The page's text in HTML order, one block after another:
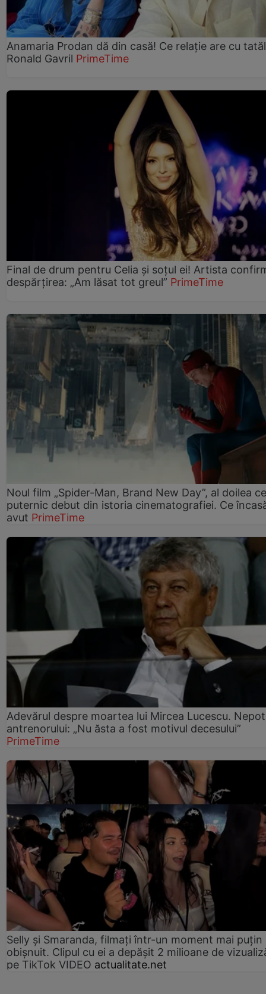
Anamaria Prodan dă din casă! Ce relație are cu
Ronald Gavril PrimeTime
Final de drum pentru Celia și soțul ei! Artista
despărțirea: „Am lăsat tot greul” PrimeTime
Noul film „Spider-Man, Brand New Day”, al doilea
puternic debut din istoria cinematografiei. Ce
avut PrimeTime
Adevărul despre moartea lui Mircea Lucescu.
antrenorului: „Nu ăsta a fost motivul decesului”
PrimeTime
Selly și Smaranda, filmați într-un moment mai puțin
obișnuit. Clipul cu ei a depășit 2 milioane de
pe TikTok VIDEO actualitate.net